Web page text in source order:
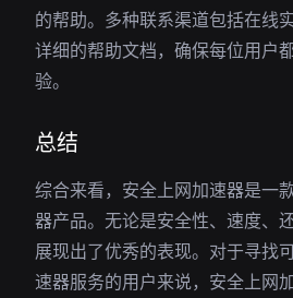
的帮助。多种联系渠道包括在线
详细的帮助文档，确保每位用户
验。
总结
综合来看，安全上网加速器是一
器产品。无论是安全性、速度、
展现出了优秀的表现。对于寻找
速器服务的用户来说，安全上网